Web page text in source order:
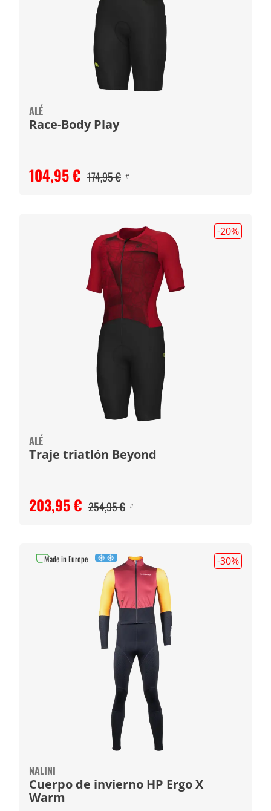
ALÉ
Race-Body Play
104,95 € 174,95 € #
-20%
ALÉ
Traje triatlón Beyond
203,95 € 254,95 € #
-30%
NALINI
Cuerpo de invierno HP Ergo X
Warm
Made in Europe